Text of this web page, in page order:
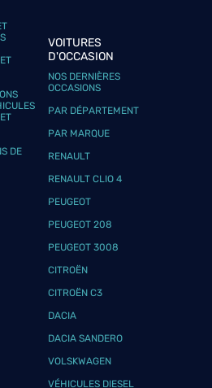
DE
VOITURES
D'OCCASION
NOS DERNIÈRES
OCCASIONS
PAR DÉPARTEMENT
PAR MARQUE
RENAULT
RENAULT CLIO 4
PEUGEOT
PEUGEOT 208
PEUGEOT 3008
CITROËN
CITROËN C3
DACIA
DACIA SANDERO
VOLSKWAGEN
VÉHICULES DIESEL